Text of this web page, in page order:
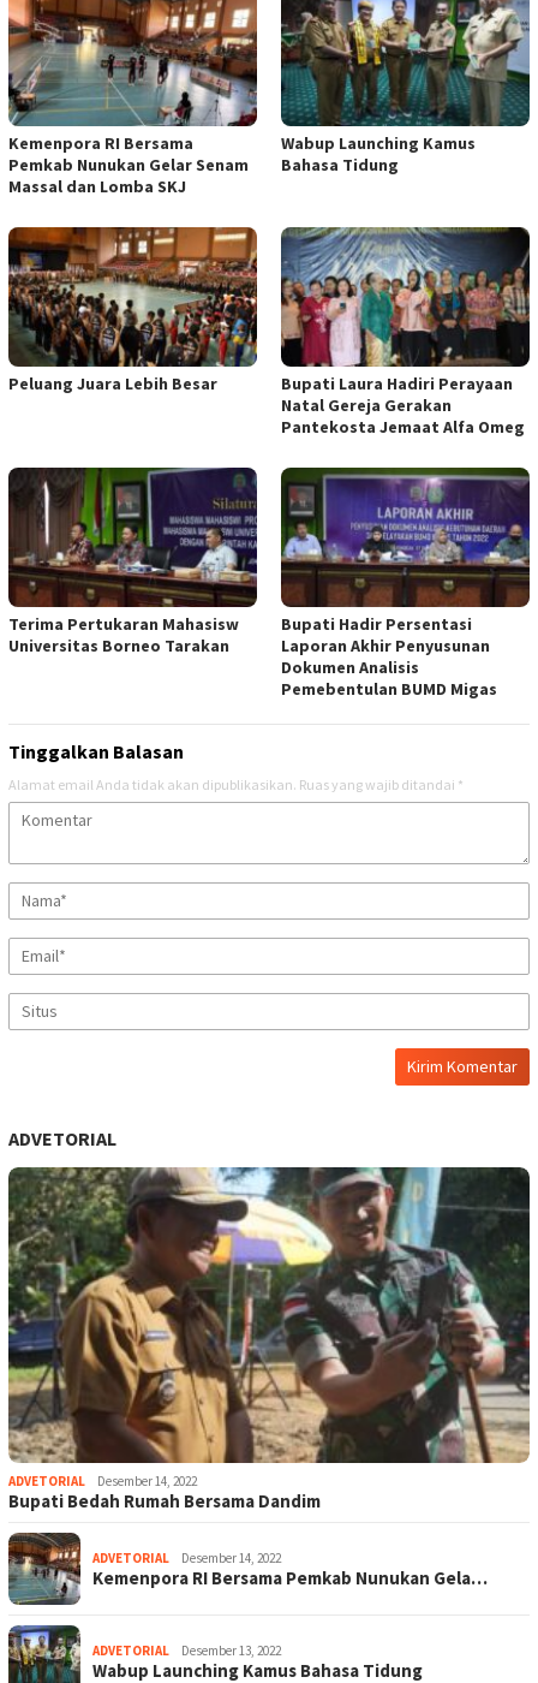
Kemenpora RI Bersama
Pemkab Nunukan Gelar Senam
Massal dan Lomba SKJ
Wabup Launching Kamus
Bahasa Tidung
Peluang Juara Lebih Besar
Bupati Laura Hadiri Perayaan
Natal Gereja Gerakan
Pantekosta Jemaat Alfa Omeg
Terima Pertukaran Mahasisw
Universitas Borneo Tarakan
Bupati Hadir Persentasi
Laporan Akhir Penyusunan
Dokumen Analisis
Pemebentulan BUMD Migas
Tinggalkan Balasan
Alamat email Anda tidak akan dipublikasikan. Ruas yang wajib ditandai *
ADVETORIAL
ADVETORIAL Desember 14, 2022
Bupati Bedah Rumah Bersama Dandim
ADVETORIAL Desember 14, 2022
Kemenpora RI Bersama Pemkab Nunukan Gela…
ADVETORIAL Desember 13, 2022
Wabup Launching Kamus Bahasa Tidung